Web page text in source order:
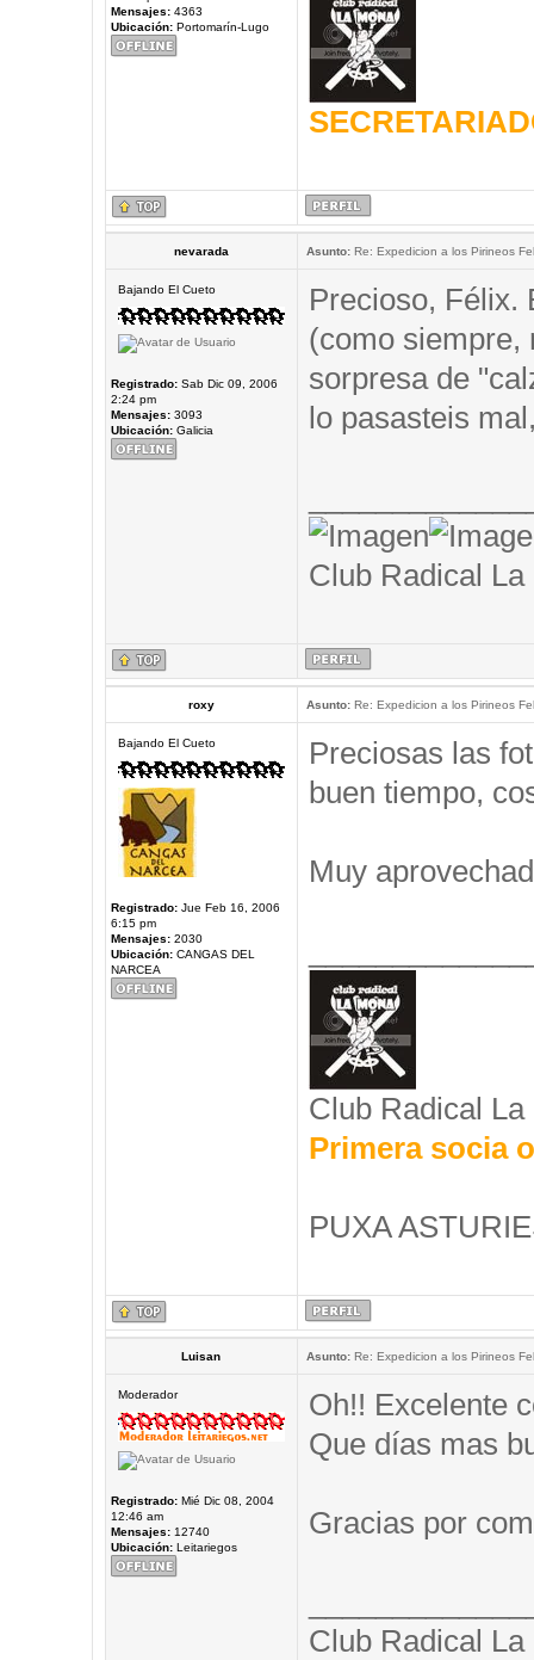
Mensajes:4363
Ubicación:Portomarín-Lugo
nevarada Asunto:Re: Expedicion a los Pirineos
Bajando El Cueto
Registrado:Sab Dic 09, 2006
2:24 pm
Mensajes:3093
Ubicación:Galicia
Precioso, Félix.
(como
sorpresa de
lo pasasteis
Club Radical La
roxy Asunto:Re: Expedicion a los Pirineos
Bajando El Cueto
Registrado:Jue Feb 16, 2006
6:15 pm
Mensajes:2030
Ubicación:CANGAS DEL
NARCEA
Preciosas las
buen tiempo,
Muy
Club Radical La
Primera socia
PUXA
Luisan Asunto:Re: Expedicion a los Pirineos
Moderador
Registrado:Mié Dic 08, 2004
12:46 am
Mensajes:12740
Ubicación:Leitariegos
Oh!! Excelente
Que días mas
Gracias por
Club Radical La